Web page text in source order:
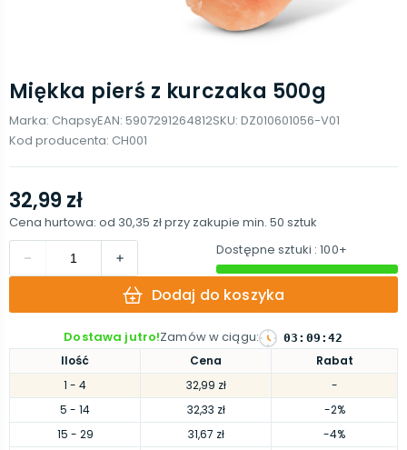
Miękka pierś z kurczaka 500g
Marka: ChapsyEAN: 5907291264812SKU: DZ010601056-V01
Kod producenta: CH001
Ilość Cena
Rabat
1 - 4 32,99 zł
-
5 - 14 32,33 zł
-2%
15 - 29 31,67 zł
-4%
32,99 zł
Cena hurtowa: od 30,35 złprzy zakupie min. 50 sztuk
Dostępne sztuki : 100+
Dodaj do koszyka
Dostawa jutro!Zamów w ciągu: 03 : 09 :41